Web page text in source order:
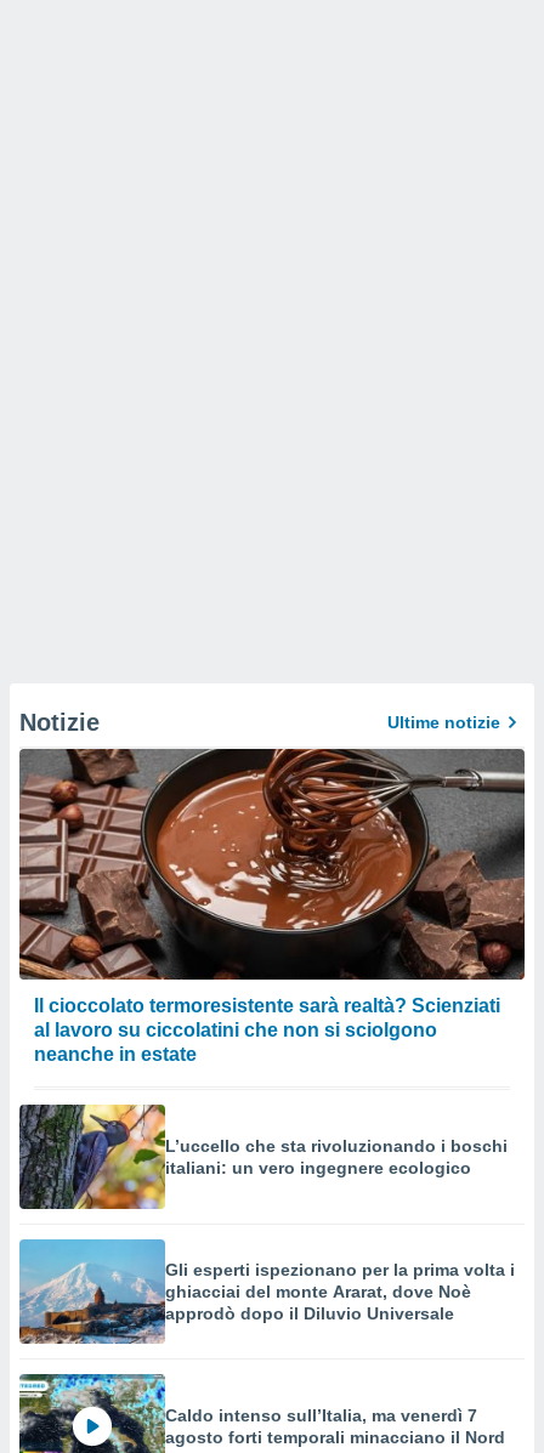
Notizie Ultime notizie
Il cioccolato termoresistente sarà realtà? Scienziati
al lavoro su ciccolatini che non si sciolgono
neanche in estate
L’uccello che sta rivoluzionando i boschi
italiani: un vero ingegnere ecologico
Gli esperti ispezionano per la prima volta i
ghiacciai del monte Ararat, dove Noè
approdò dopo il Diluvio Universale
Caldo intenso sull’Italia, ma venerdì 7
agosto forti temporali minacciano il Nord